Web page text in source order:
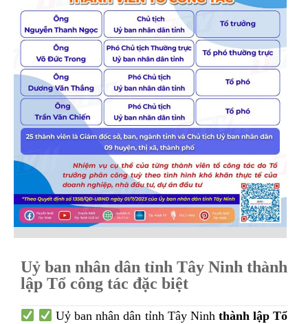
Uỷ ban nhân dân tỉnh Tây Ninh thành
lập Tổ công tác đặc biệt
Uỷ ban nhân dân tỉnh Tây Ninh thành lập Tổ